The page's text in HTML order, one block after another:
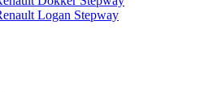
Logan Stepway